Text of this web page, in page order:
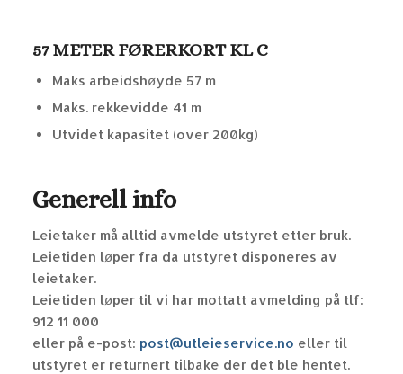
57 METER FØRERKORT KL C
Maks arbeidshøyde 57 m
Maks. rekkevidde 41 m
Utvidet kapasitet (over 200kg)
Generell info
Leietaker må alltid avmelde utstyret etter bruk.
Leietiden løper fra da utstyret disponeres av
leietaker.
Leietiden løper til vi har mottatt avmelding på tlf:
912 11 000
eller på e-post: post@utleieservice.no eller til
utstyret er returnert tilbake der det ble hentet.